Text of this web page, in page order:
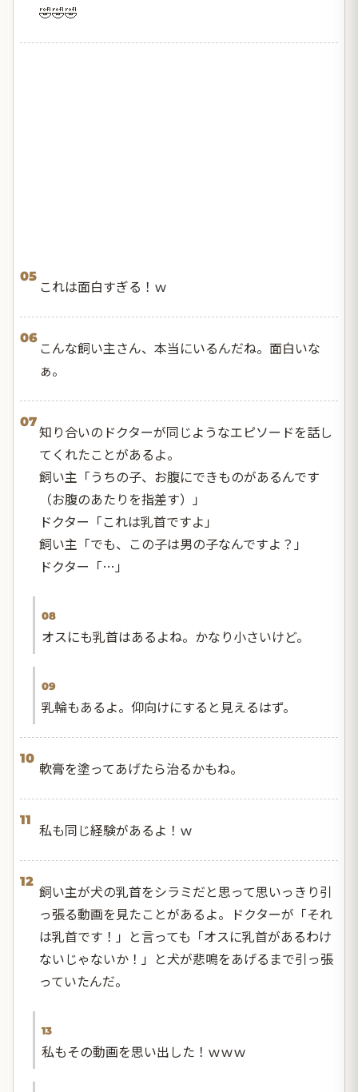
🤣🤣🤣
05
これは面白すぎる！ｗ
06
こんな飼い主さん、本当にいるんだね。面白いな
ぁ。
07
知り合いのドクターが同じようなエピソードを話し
てくれたことがあるよ。
飼い主「うちの子、お腹にできものがあるんです
（お腹のあたりを指差す）」
ドクター「これは乳首ですよ」
飼い主「でも、この子は男の子なんですよ？」
ドクター「…」
08
オスにも乳首はあるよね。かなり小さいけど。
09
乳輪もあるよ。仰向けにすると見えるはず。
10
軟膏を塗ってあげたら治るかもね。
11
私も同じ経験があるよ！ｗ
12
飼い主が犬の乳首をシラミだと思って思いっきり引
っ張る動画を見たことがあるよ。ドクターが「それ
は乳首です！」と言っても「オスに乳首があるわけ
ないじゃないか！」と犬が悲鳴をあげるまで引っ張
っていたんだ。
13
私もその動画を思い出した！ｗｗｗ